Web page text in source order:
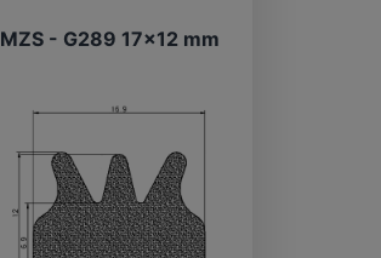
MZS - G289 17×12 mm